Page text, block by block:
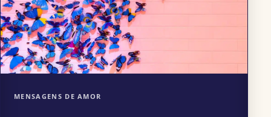
MENSAGENS DE AMOR